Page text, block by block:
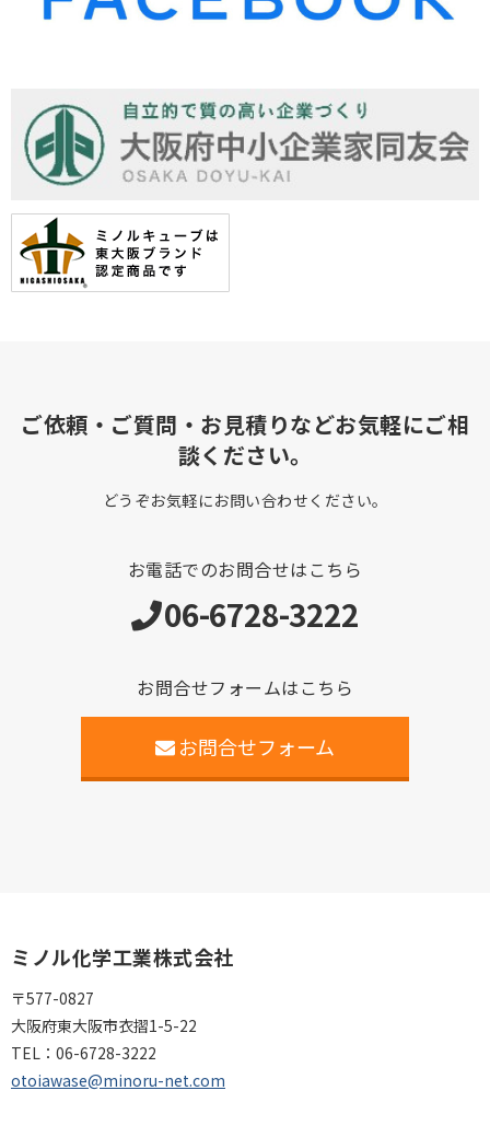
ご依頼・ご質問・お見積りなどお気軽にご相
談ください。
どうぞお気軽にお問い合わせください。
お電話でのお問合せはこちら
06-6728-3222
お問合せフォームはこちら
お問合せフォーム
ミノル化学工業株式会社
〒577-0827
大阪府東大阪市衣摺1-5-22
TEL： 06-6728-3222
otoiawase@minoru-net.com